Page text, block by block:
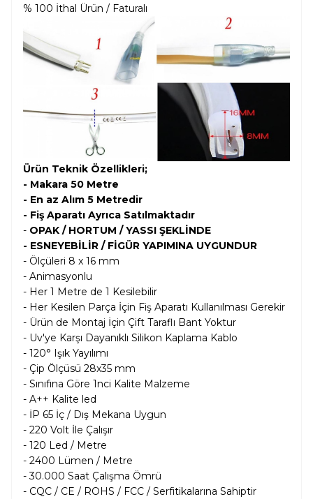
% 100 İthal Ürün / Faturalı
Ürün Teknik Özellikleri;
- Makara 50 Metre
- En az Alım 5 Metredir
- Fiş Aparatı Ayrıca Satılmaktadır
- OPAK / HORTUM / YASSI ŞEKLİNDE
- ESNEYEBİLİR / FİGÜR YAPIMINA UYGUNDUR
- Ölçüleri 8 x 16 mm
- Animasyonlu
- Her 1 Metre de 1 Kesilebilir
- Her Kesilen Parça İçin Fiş Aparatı Kullanılması Gerekir
- Ürün de Montaj İçin Çift Taraflı Bant Yoktur
- Uv'ye Karşı Dayanıklı Silikon Kaplama Kablo
- 120° Işık Yayılımı
- Çip Ölçüsü 28x35 mm
- Sınıfına Göre 1nci Kalite Malzeme
- A++ Kalite led
- İP 65 İç / Dış Mekana Uygun
- 220 Volt İle Çalışır
- 120 Led / Metre
- 2400 Lümen / Metre
- 30.000 Saat Çalışma Ömrü
- CQC / CE / ROHS / FCC / Serfitikalarına Sahiptir